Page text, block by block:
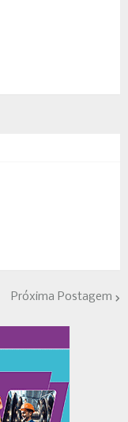
Próxima Postagem